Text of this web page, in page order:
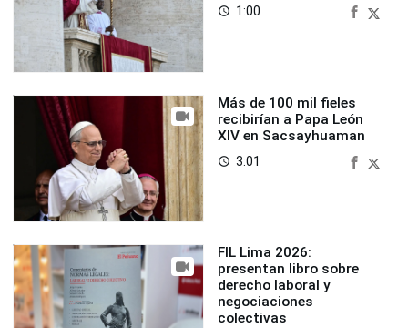
access_time 1:00
Más de 100 mil fieles
recibirían a Papa León
XIV en Sacsayhuaman
access_time 3:01
FIL Lima 2026:
presentan libro sobre
derecho laboral y
negociaciones
colectivas